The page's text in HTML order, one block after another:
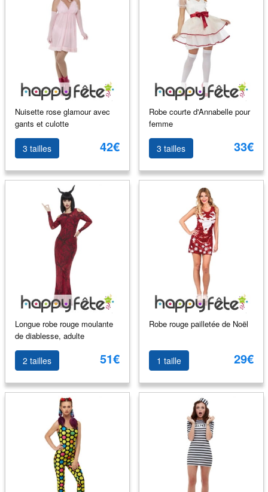
Nuisette rose glamour avec
gants et culotte
3 tailles 42€
Robe courte d'Annabelle pour
femme
3 tailles 33€
Longue robe rouge moulante
de diablesse, adulte
2 tailles 51€
Robe rouge pailletée de Noël
1 taille 29€